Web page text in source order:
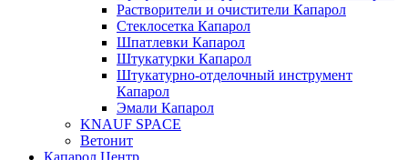
Растворители и очистители Капарол
Cтеклосетка Капарол
Шпатлевки Капарол
Штукатурки Капарол
Штукатурно-отделочный инструмент
Капарол
Эмали Капарол
KNAUF SPACE
Ветонит
Капарол Центр